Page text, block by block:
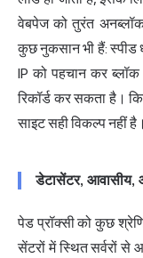
वेबपेज को तुरंत
कुछ नुकसान भी हैं: स्पीड
IP को पहचान कर
रिकॉर्ड कर सकता है।
साइट सही विकल्प नहीं है।
डेटासेंटर, आवासीय,
पेड प्रॉक्सी को कुछ
सेंटरों में स्थित सर्वरों